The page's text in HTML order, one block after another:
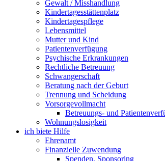
Gewalt / Misshandlung
Kindertagesstättenplatz
Kindertagespflege
Lebensmittel
Mutter und Kind
Patientenverfügung
Psychische Erkrankungen
Rechtliche Betreuung
Schwangerschaft
Beratung nach der Geburt
Trennung und Scheidung
Vorsorgevollmacht
Betreuungs- und
Wohnungslosigkeit
ich biete Hilfe
Ehrenamt
Finanzielle Zuwendung
Spenden, Sponsoring